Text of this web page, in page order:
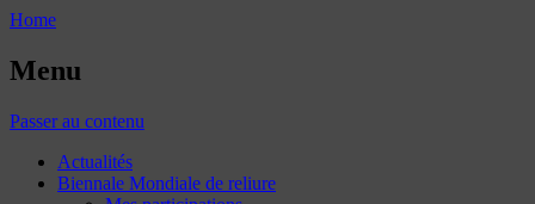
Home
Menu
Passer au contenu
Actualités
Biennale Mondiale de reliure